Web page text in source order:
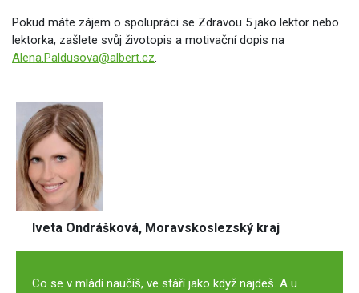
Pokud máte zájem o spolupráci se Zdravou 5 jako lektor nebo
lektorka, zašlete svůj životopis a motivační dopis na
Alena.Paldusova@albert.cz.
Iveta Ondrášková, Moravskoslezský kraj
Co se v mládí naučíš, ve stáří jako když najdeš. A u